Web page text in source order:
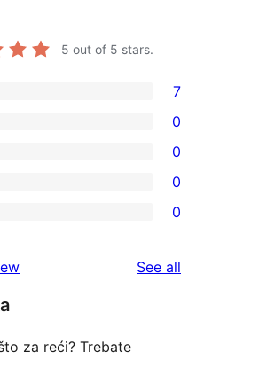
5 out of 5 stars.
7
0
0
0
0
See all
za reći? Trebate